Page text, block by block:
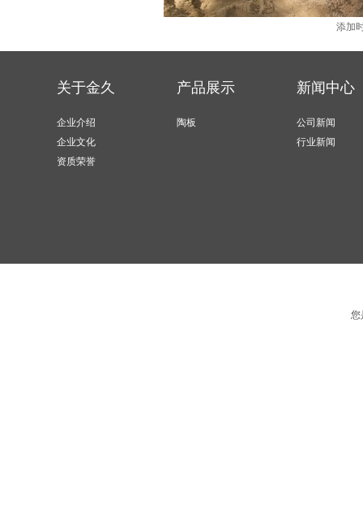
添加
关于金久
企业介绍
企业文化
资质荣誉
产品展示
陶板
新闻中心
公司新闻
行业新闻
您